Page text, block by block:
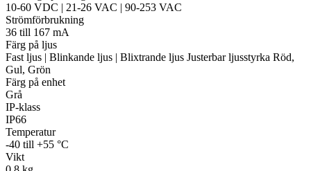
10-60 VDC | 21-26 VAC | 90-253 VAC
Strömförbrukning
36 till 167 mA
Färg på ljus
Fast ljus | Blinkande ljus | Blixtrande ljus Justerbar ljusstyrka Röd,
Gul, Grön
Färg på enhet
Grå
IP-klass
IP66
Temperatur
-40 till +55 °C
Vikt